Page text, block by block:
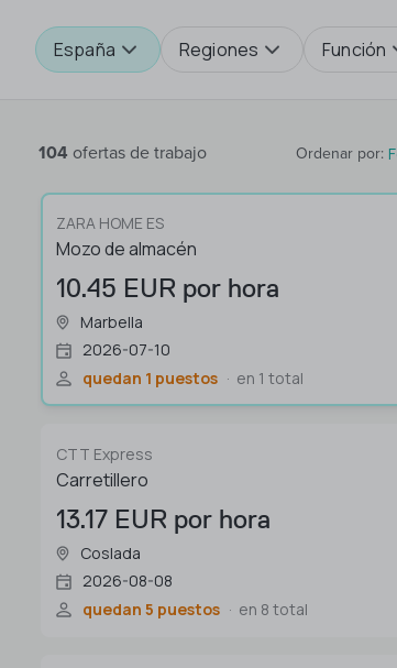
España Regiones Función
104 ofertas de trabajo Ordenar por:
ZARA HOME ES
Mozo de almacén
10.45 EUR por hora
Marbella
2026-07-10
quedan 1 puestos
en 1 total
CTT Express
Carretillero
13.17 EUR por hora
Coslada
2026-08-08
quedan 5 puestos
en 8 total